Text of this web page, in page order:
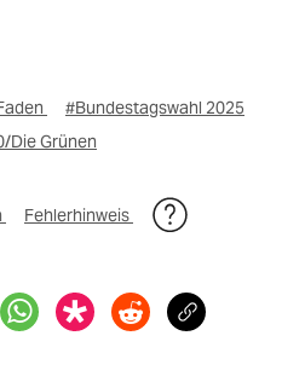
#Bundestagswahl 2025
Die Grünen
Fehlerhinweis